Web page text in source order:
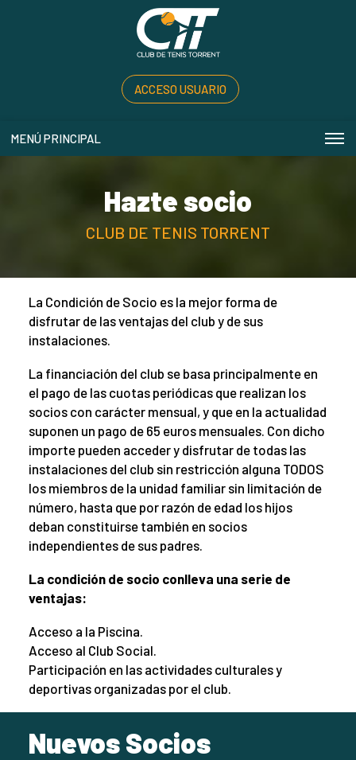
ACCESO USUARIO
MENÚ PRINCIPAL
Hazte socio
CLUB DE TENIS TORRENT
La Condición de Socio es la mejor forma de
disfrutar de las ventajas del club y de sus
instalaciones.
La financiación del club se basa principalmente en
el pago de las cuotas periódicas que realizan los
socios con carácter mensual, y que en la actualidad
suponen un pago de 65 euros mensuales. Con dicho
importe pueden acceder y disfrutar de todas las
instalaciones del club sin restricción alguna TODOS
los miembros de la unidad familiar sin limitación de
número, hasta que por razón de edad los hijos
deban constituirse también en socios
independientes de sus padres.
La condición de socio conlleva una serie de
ventajas:
Acceso a la Piscina.
Acceso al Club Social.
Participación en las actividades culturales y
deportivas organizadas por el club.
Nuevos Socios